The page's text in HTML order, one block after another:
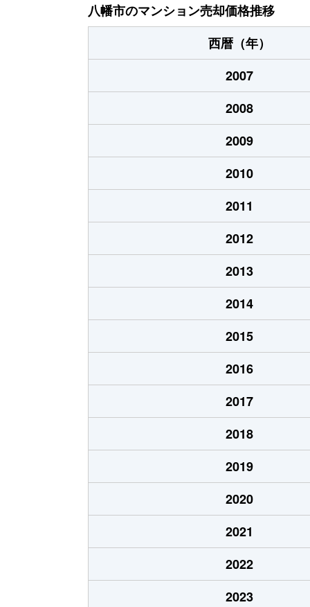
欽明台東
3,000万円
松井
欽明台東
2,600万円
松井
欽明台東
2,900万円
松井
欽明台東
3,800万円
松井
欽明台東
3,000万円
松井
欽明台東
3,200万円
松井
八幡
720万円 石清
八幡市のマンション売却価格推移
西暦（年）
2007
2008
2009
2010
2011
2012
2013
2014
2015
2016
2017
2018
2019
2020
2021
2022
2023